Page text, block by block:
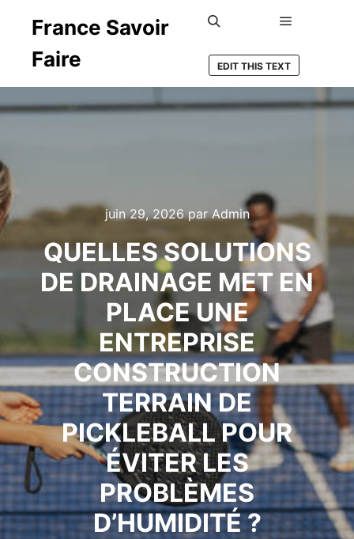
France Savoir
Faire
EDIT THIS TEXT
juin 29, 2026parAdmin
QUELLES SOLUTIONS
DE DRAINAGE MET EN
PLACE UNE
ENTREPRISE
CONSTRUCTION
TERRAIN DE
PICKLEBALL POUR
ÉVITER LES
PROBLÈMES
D’HUMIDITÉ ?